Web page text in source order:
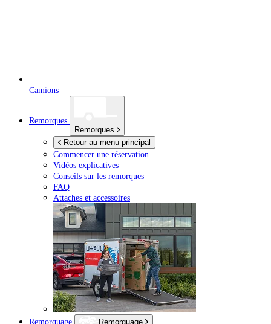
Camions
Remorques
Remorques
Retour au menu principal
Commencer une réservation
Vidéos explicatives
Conseils sur les remorques
FAQ
Attaches et accessoires
Remorquage
Remorquage